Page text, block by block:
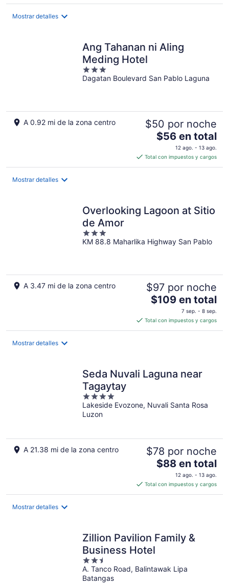
por
noche
Mostrar detalles
Ang Tahanan ni Aling
Meding Hotel
3
out
Dagatan Boulevard San Pablo Laguna
A 0.92 mi de la zona centro $50 por noche
El
precio
es
de
por
noche
$56 en total
12 ago. - 13 ago.
Total con impuestos y cargos
Mostrar detalles
Overlooking Lagoon at Sitio
de Amor
3
out
KM 88.8 Maharlika Highway San Pablo
A 3.47 mi de la zona centro $97 por noche
El
es
de
por
noche
$109 en total
7 sep. - 8 sep.
Total con impuestos y cargos
Mostrar detalles
Seda Nuvali Laguna near
Tagaytay
4
out
of
Lakeside Evozone, Nuvali Santa Rosa
Luzon
A 21.38 mi de la zona centro $78 por noche
El
precio
es
de
por
noche
$88 en total
12 ago. - 13 ago.
Total con impuestos y cargos
Mostrar detalles
Zillion Pavilion Family &
Business Hotel
2.5
out
of
A. Tanco Road, Balintawak Lipa
Batangas